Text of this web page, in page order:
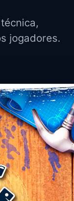
jogadores.